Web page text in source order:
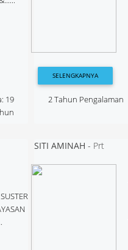
19
SELENGKAPNYA
2 Tahun Pengalaman
SITI AMINAH - Prt